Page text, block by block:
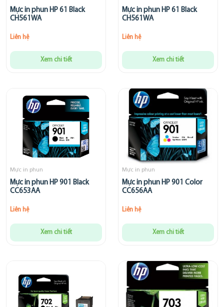
Mực in phun HP 61 Black
CH561WA
Liên hệ
Xem chi tiết
Mực in phun HP 61 Black
CH561WA
Liên hệ
Xem chi tiết
Mực in phun
Mực in phun HP 901 Black
CC653AA
Liên hệ
Xem chi tiết
Mực in phun
Mực in phun HP 901 Color
CC656AA
Liên hệ
Xem chi tiết